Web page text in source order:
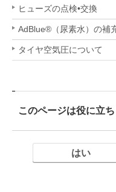
ヒューズの点検•交換
AdBlue®（尿素水）の補
タイヤ空気圧について
このページは役に立
はい